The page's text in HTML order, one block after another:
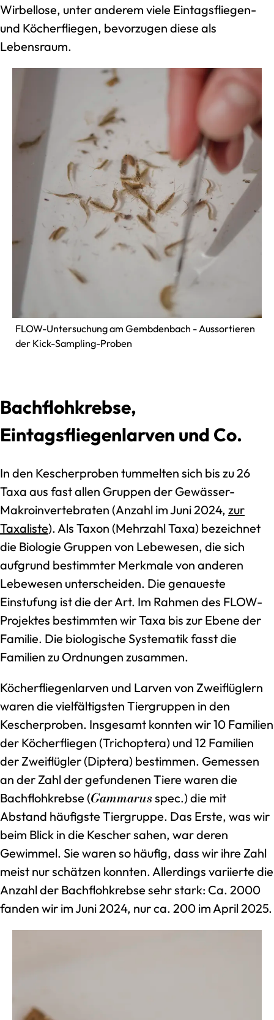
Wirbellose, unter anderem viele Eintagsfliegen-
und Köcherfliegen, bevorzugen diese als
Lebensraum.
FLOW-Untersuchung am Gembdenbach - Aussortieren
der Kick-Sampling-Proben
Bachflohkrebse,
Eintagsfliegenlarven und Co.
In den Kescherproben tummelten sich bis zu 26
Taxa aus fast allen Gruppen der Gewässer-
Makroinvertebraten (Anzahl im Juni 2024, zur
Taxaliste). Als Taxon (Mehrzahl Taxa) bezeichnet
die Biologie Gruppen von Lebewesen, die sich
aufgrund bestimmter Merkmale von anderen
Lebewesen unterscheiden. Die genaueste
Einstufung ist die der Art. Im Rahmen des FLOW-
Projektes bestimmten wir Taxa bis zur Ebene der
Familie. Die biologische Systematik fasst die
Familien zu Ordnungen zusammen.
Köcherfliegenlarven und Larven von Zweiflüglern
waren die vielfältigsten Tiergruppen in den
Kescherproben. Insgesamt konnten wir 10 Familien
der Köcherfliegen (Trichoptera) und 12 Familien
der Zweiflügler (Diptera) bestimmen. Gemessen
an der Zahl der gefundenen Tiere waren die
Bachflohkrebse (Gammarusspec.) die mit
Abstand häufigste Tiergruppe. Das Erste, was wir
beim Blick in die Kescher sahen, war deren
Gewimmel. Sie waren so häufig, dass wir ihre Zahl
meist nur schätzen konnten. Allerdings variierte die
Anzahl der Bachflohkrebse sehr stark: Ca. 2000
fanden wir im Juni 2024, nur ca. 200 im April 2025.